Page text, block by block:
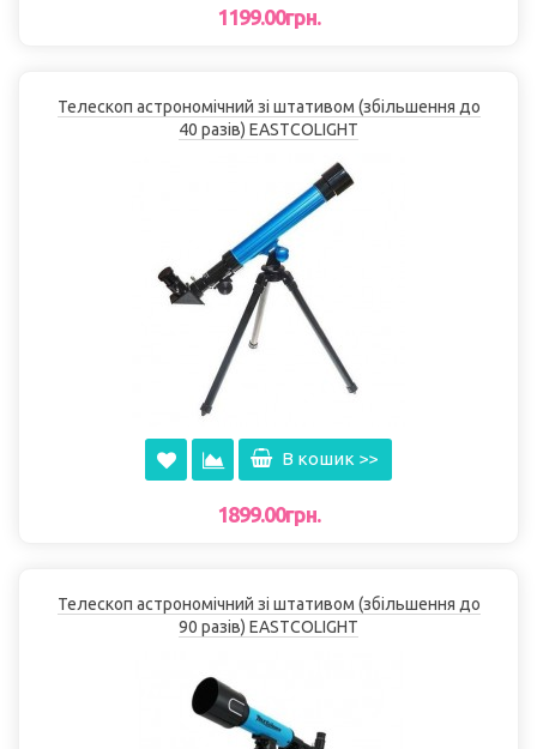
1199.00грн.
Телескоп астрономічний зі штативом (збільшення до
40 разів) EASTCOLІGHT
В кошик >>
1899.00грн.
Телескоп астрономічний зі штативом (збільшення до
90 разів) EASTCOLІGHT